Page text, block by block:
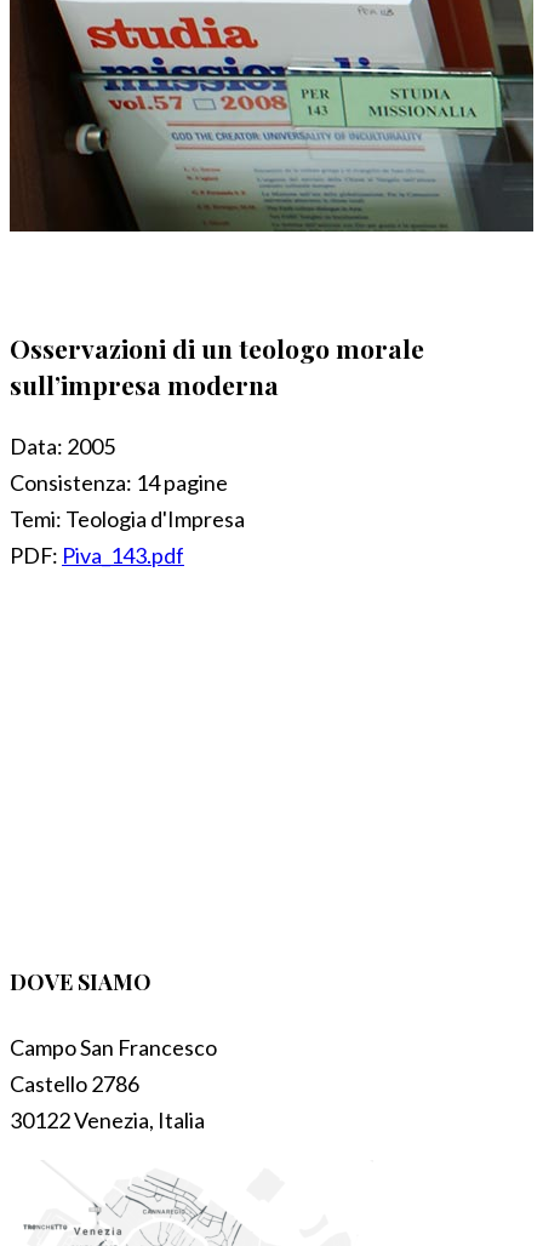
Osservazioni di un teologo morale
sull’impresa moderna
Data: 2005
Consistenza: 14 pagine
Temi: Teologia d'Impresa
PDF: Piva_143.pdf
DOVE SIAMO
Campo San Francesco
Castello 2786
30122 Venezia, Italia